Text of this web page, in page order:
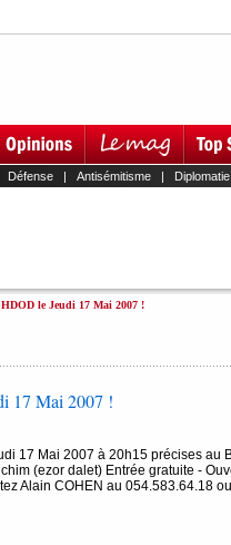
Défense| Antisémitisme| Diplomatie
le Jeudi 17 Mai 2007 !
17 Mai 2007 !
17 Mai 2007 à 20h15 précises au
(ezor dalet) Entrée gratuite -
Alain COHEN au 054.583.64.18